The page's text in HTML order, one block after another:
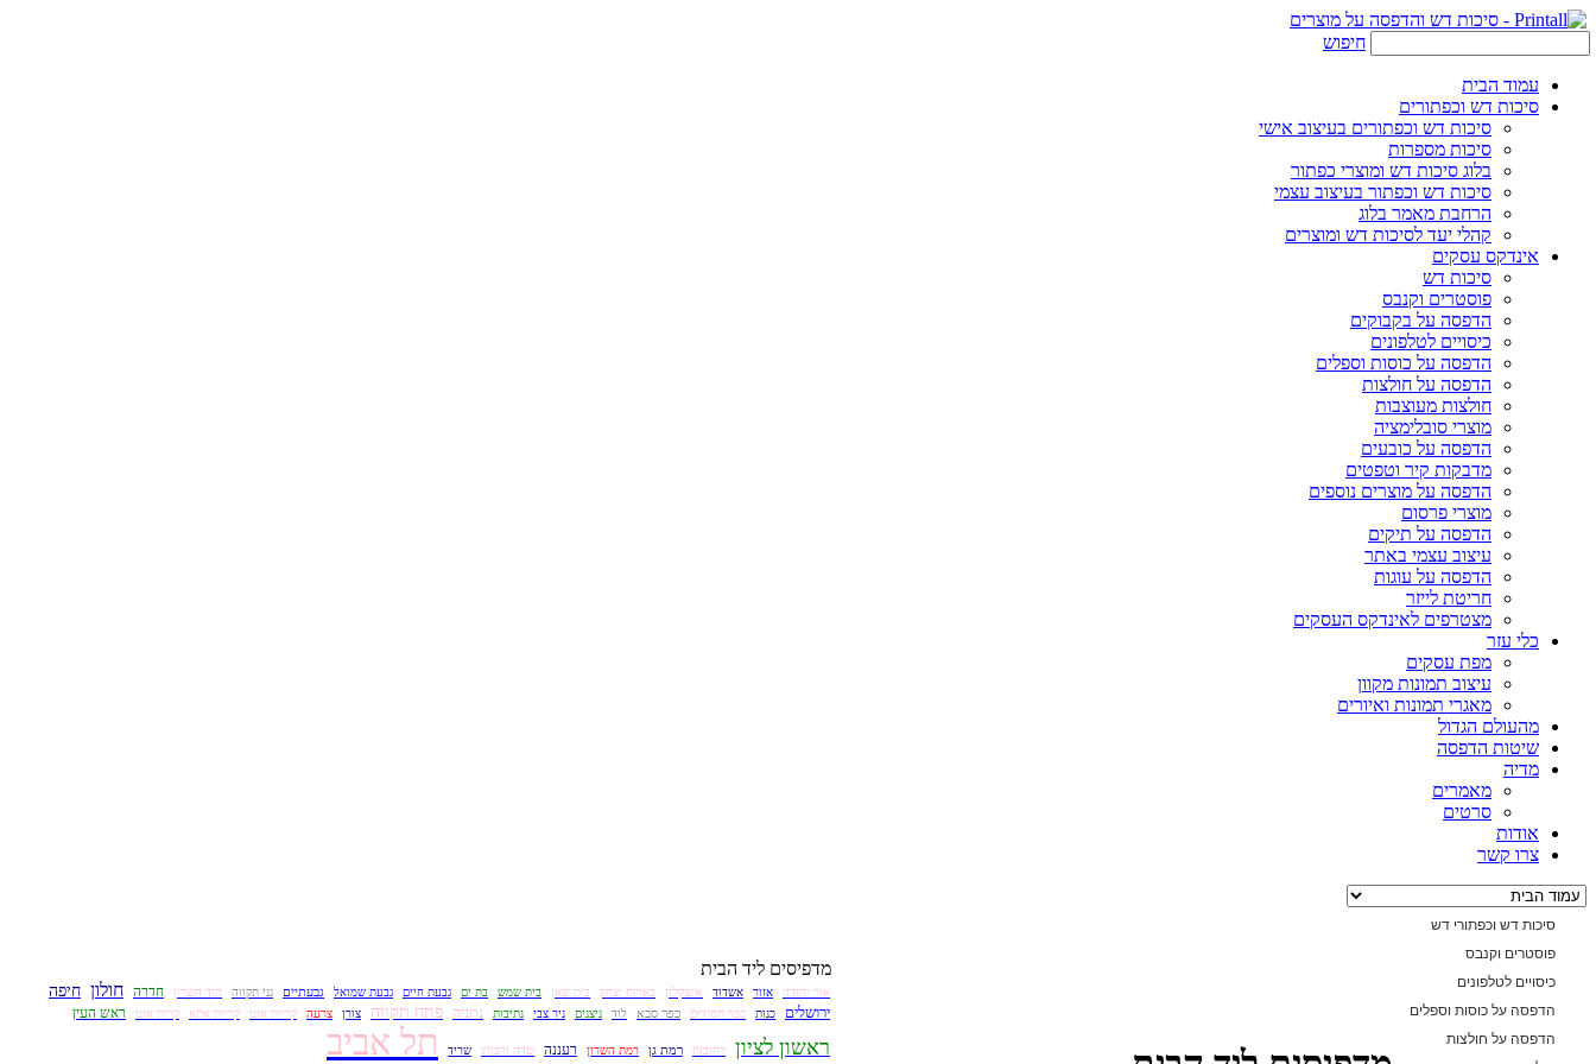
חיפוש
עמוד הבית
סיכות דש וכפתורים
סיכות דש וכפתורים בעיצוב אישי
סיכות מספרות
בלוג סיכות דש ומוצרי כפתור
סיכות דש וכפתור בעיצוב עצמי
הרחבת מאמר בלוג
קהלי יעד לסיכות דש ומוצרים
אינדקס עסקים
סיכות דש
פוסטרים וקנבס
הדפסה על בקבוקים
כיסויים לטלפונים
הדפסה על כוסות וספלים
הדפסה על חולצות
חולצות מעוצבות
מוצרי סובלימציה
הדפסה על כובעים
מדבקות קיר וטפטים
הדפסה על מוצרים נוספים
מוצרי פרסום
הדפסה על תיקים
עיצוב עצמי באתר
הדפסה על עוגות
חריטת לייזר
מצטרפים לאינדקס העסקים
כלי עזר
מפת עסקים
עיצוב תמונות מקוון
מאגרי תמונות ואיורים
מהעולם הגדול
שיטות הדפסה
מדיה
מאמרים
סרטים
אודות
צרו קשר
סיכות דש וכפתורי דש
פוסטרים וקנבס
כיסויים לטלפונים
הדפסה על כוסות וספלים
הדפסה על חולצות
מדפיסים ליד הבית
אור יהודה אזור אשדוד אשקלון בארות יצחק בית שאן בית שמש בת ים גבעת חיים גבעת שמואל גבעתיים גני תקווה הוד השרון חדרה חולון חיפה
ירושלים
כנות כפר חסידים כפר סבא לוד ניצנים ניר צבי נתיבות נתניה פתח תקווה צורן צרעה קריית אונו קריית אתא קרית אונו ראש העין
ראשון לציון רחובות רמת גן רמת השרון רעננה שדה ורבורג שריד תל אביב